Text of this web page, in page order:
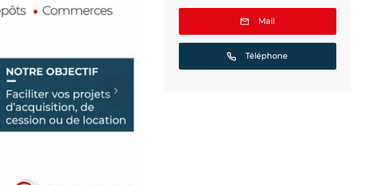
Mail
Téléphone